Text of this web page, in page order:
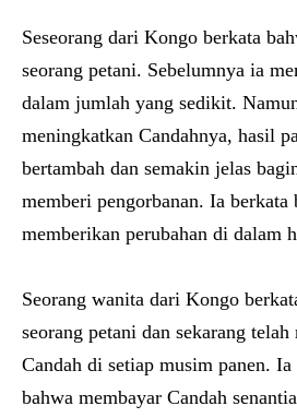
Seseorang dari Kongo berkata
seorang petani. Sebelumnya ia
dalam jumlah yang sedikit.
meningkatkan Candahnya, hasil
bertambah dan semakin jelas
memberi pengorbanan. Ia
memberikan perubahan di dalam
Seorang wanita dari Kongo
seorang petani dan sekarang
Candah di setiap musim panen. Ia
bahwa membayar Candah